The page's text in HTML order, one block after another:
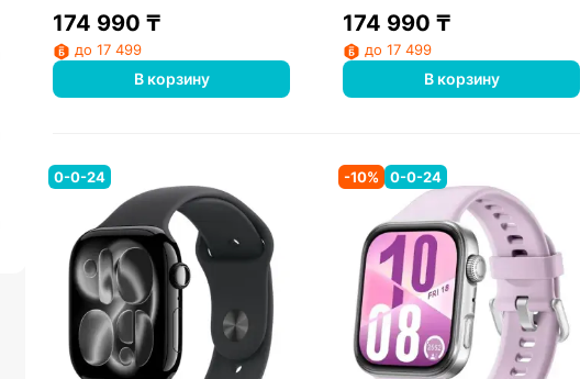
174 990 ₸
до 17 499
В корзину
174 990 ₸
до 17 499
В корзину
0-0-24 -10% 0-0-24